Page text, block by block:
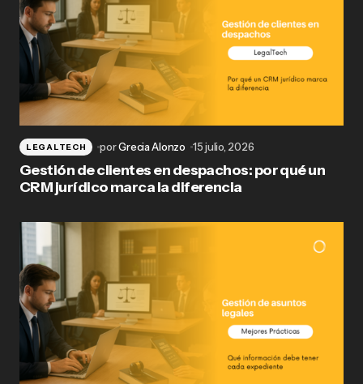
LEGALTECH porGrecia Alonzo 15 julio, 2026
Gestión de clientes en despachos: por qué un
CRM jurídico marca la diferencia